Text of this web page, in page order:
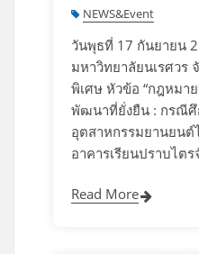
NEWS&Event
วันพุธที่ 17 กันยายน
มหาวิทยาลัยนเรศวร
พิเศษ หัวข้อ “กฎหมา
พัฒนาที่ยั่งยืน : กรณีศึ
อุตสาหกรรมยานยนต์
อาคารเรียนปราบไตร
Read More